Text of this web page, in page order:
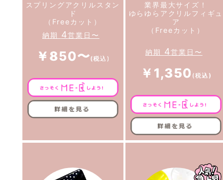
スプリングアクリルスタン
ド
（Freeカット）
納期 4営業日〜
￥850〜
業界最大サイズ！
ゆらゆらアクリルフィギュ
ア
（Freeカット）
納期 4営業日〜
￥1,350